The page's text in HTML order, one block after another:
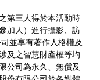
第三人得於本活動時
加人）進行攝影、訪
並享有著作人格權及
及之智慧財產權等均
公司為永久、無償及